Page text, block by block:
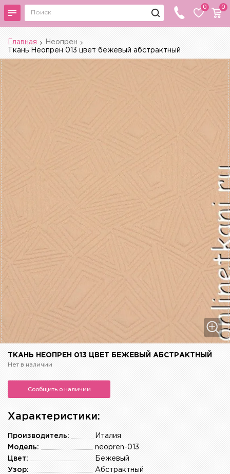
0 0
Главная
Неопрен
Ткань Неопрен 013 цвет бежевый абстрактный
ТКАНЬ НЕОПРЕН 013 ЦВЕТ БЕЖЕВЫЙ АБСТРАКТНЫЙ
Нет в наличии
Сообщить о наличии
Характеристики:
Италия
Производитель:
neopren-013
Модель:
Бежевый
Цвет:
Абстрактный
Узор: